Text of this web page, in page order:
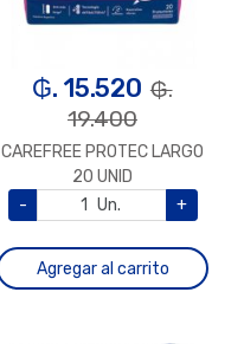
₲. 15.520 ₲.
19.400
CAREFREE PROTEC LARGO
20 UNID
-
Un. +
Agregar al carrito